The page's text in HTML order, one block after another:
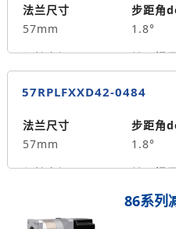
8
单出轴
重量kg
0.8
法兰尺寸
57mm
步距角
1.8°
保持力矩N.m
2.0
转子惯
500
8
单出轴
重量kg
2.0
57RPLFXXD42-0484
法兰尺寸
57mm
步距角
1.8°
保持力矩N.m
转子惯
530
轴径
86系列